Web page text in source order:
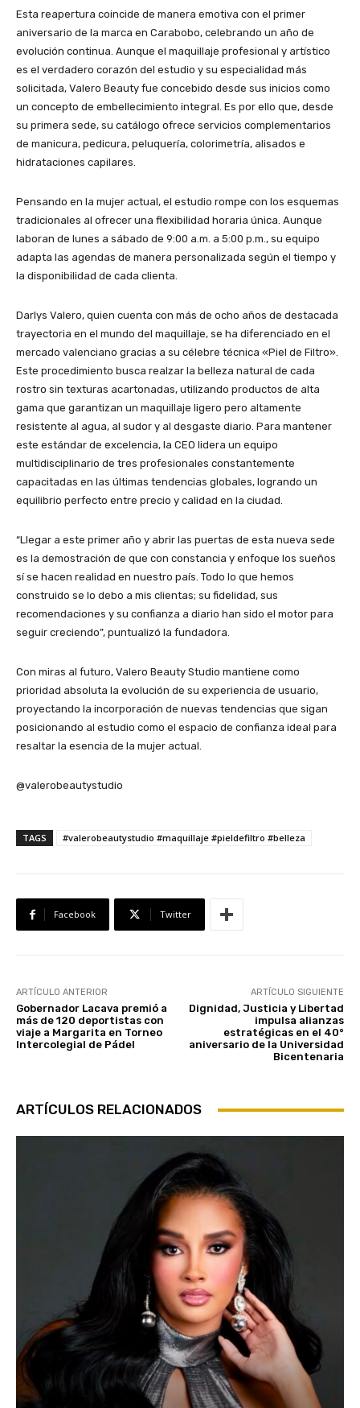
Esta reapertura coincide de manera emotiva con el primer
aniversario de la marca en Carabobo, celebrando un año de
evolución continua. Aunque el maquillaje profesional y artístico
es el verdadero corazón del estudio y su especialidad más
solicitada, Valero Beauty fue concebido desde sus inicios como
un concepto de embellecimiento integral. Es por ello que, desde
su primera sede, su catálogo ofrece servicios complementarios
de manicura, pedicura, peluquería, colorimetría, alisados e
hidrataciones capilares.
Pensando en la mujer actual, el estudio rompe con los esquemas
tradicionales al ofrecer una flexibilidad horaria única. Aunque
laboran de lunes a sábado de 9:00 a.m. a 5:00 p.m., su equipo
adapta las agendas de manera personalizada según el tiempo y
la disponibilidad de cada clienta.
Darlys Valero, quien cuenta con más de ocho años de destacada
trayectoria en el mundo del maquillaje, se ha diferenciado en el
mercado valenciano gracias a su célebre técnica «Piel de Filtro».
Este procedimiento busca realzar la belleza natural de cada
rostro sin texturas acartonadas, utilizando productos de alta
gama que garantizan un maquillaje ligero pero altamente
resistente al agua, al sudor y al desgaste diario. Para mantener
este estándar de excelencia, la CEO lidera un equipo
multidisciplinario de tres profesionales constantemente
capacitadas en las últimas tendencias globales, logrando un
equilibrio perfecto entre precio y calidad en la ciudad.
“Llegar a este primer año y abrir las puertas de esta nueva sede
es la demostración de que con constancia y enfoque los sueños
sí se hacen realidad en nuestro país. Todo lo que hemos
construido se lo debo a mis clientas; su fidelidad, sus
recomendaciones y su confianza a diario han sido el motor para
seguir creciendo”, puntualizó la fundadora.
Con miras al futuro, Valero Beauty Studio mantiene como
prioridad absoluta la evolución de su experiencia de usuario,
proyectando la incorporación de nuevas tendencias que sigan
posicionando al estudio como el espacio de confianza ideal para
resaltar la esencia de la mujer actual.
@valerobeautystudio
TAGS #valerobeautystudio #maquillaje #pieldefiltro #belleza
Facebook Twitter
ARTÍCULO ANTERIOR
Gobernador Lacava premió a
más de 120 deportistas con
viaje a Margarita en Torneo
Intercolegial de Pádel
ARTÍCULO SIGUIENTE
Dignidad, Justicia y Libertad
impulsa alianzas
estratégicas en el 40°
aniversario de la Universidad
Bicentenaria
ARTÍCULOS RELACIONADOS